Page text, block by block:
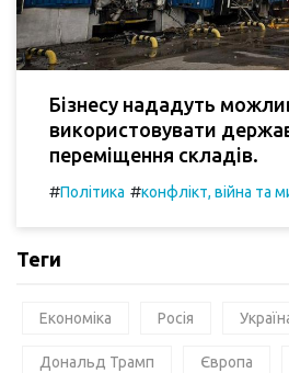
Бізнесу нададуть
використовувати
переміщення складів.
#Політика #конфлікт, війна та
Теги
Економіка Росія
Дональд Трамп Європа